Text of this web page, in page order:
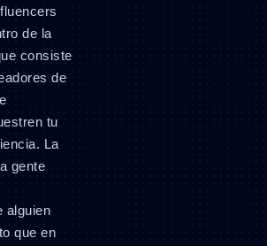
de la
consiste
de
tu
La
gente
alguien
que en